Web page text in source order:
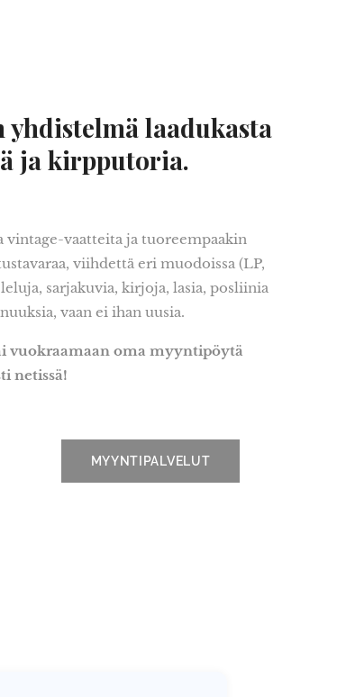
yhdistelmä laadukasta
ja kirpputoria.
vaatteita ja tuoreempaakin
viihdettä eri muodoissa (LP,
sarjakuvia, kirjoja, lasia, posliinia
vaan ei ihan uusia.
vuokraamaan oma myyntipöytä
netissä!
MYYNTIPALVELUT